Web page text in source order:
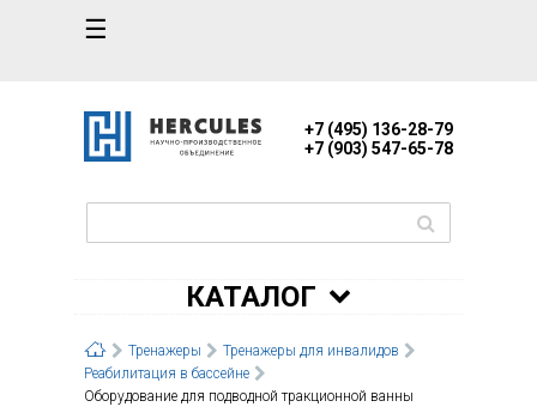
☰
+7 (495) 136-28-79
+7 (903) 547-65-78
КАТАЛОГ
Тренажеры
Тренажеры для инвалидов
Реабилитация в бассейне
Оборудование для подводной тракционной ванны